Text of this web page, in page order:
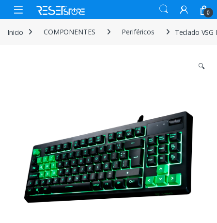
Skip to navigation
Skip to content
Open 0
Inicio COMPONENTES Periféricos Teclado
🔍